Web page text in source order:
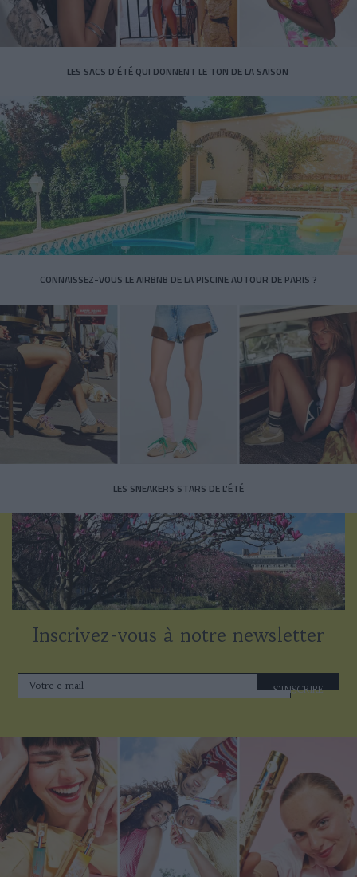
LES SACS D’ÉTÉ QUI DONNENT LE TON DE LA SAISON
CONNAISSEZ-VOUS LE AIRBNB DE LA PISCINE AUTOUR DE PARIS ?
LES SNEAKERS STARS DE L’ÉTÉ
Inscrivez-vous à notre newsletter
S'INSCRIRE